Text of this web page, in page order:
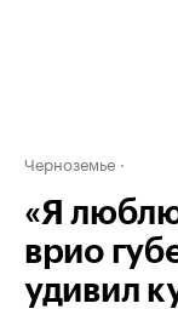
Черноземье
«Я
врио
удивил